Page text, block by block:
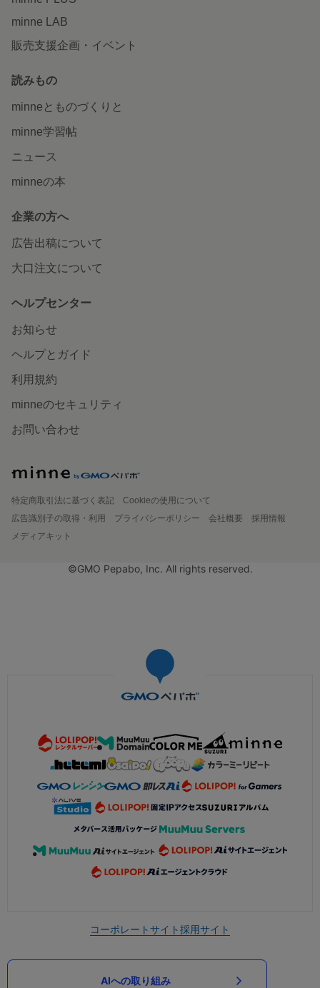
minne LAB
販売支援企画・イベント
読みもの
minneとものづくりと
minne学習帖
ニュース
minneの本
企業の方へ
広告出稿について
大口注文について
ヘルプセンター
お知らせ
ヘルプとガイド
利用規約
minneのセキュリティ
お問い合わせ
特定商取引法に基づく表記
Cookieの使用について
広告識別子の取得・利用
プライバシーポリシー 会社概要
採用情報
メディアキット
©GMO Pepabo, Inc. All rights reserved.
コーポレートサイト採用サイト
AIへの取り組み